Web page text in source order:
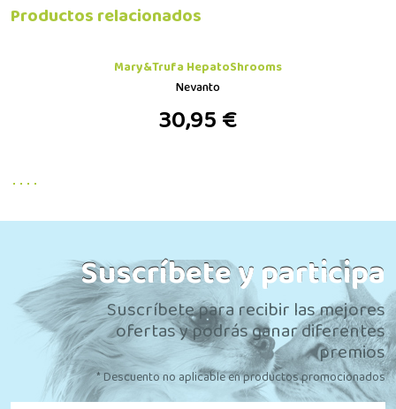
Productos relacionados
Mary&Trufa HepatoShrooms
Nevanto
30,95 €
Suscríbete y participa
Suscríbete para recibir las mejores
ofertas y podrás ganar diferentes
premios
* Descuento no aplicable en productos promocionados